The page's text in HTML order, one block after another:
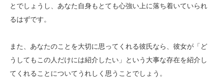
とでしょうし、あなた自身もとても心強い上に落ち着いていられ
るはずです。
また、あなたのことを大切に思ってくれる彼氏なら、彼女が「ど
うしてもこの人だけには紹介したい」という大事な存在を紹介し
てくれることについてうれしく思うことでしょう。